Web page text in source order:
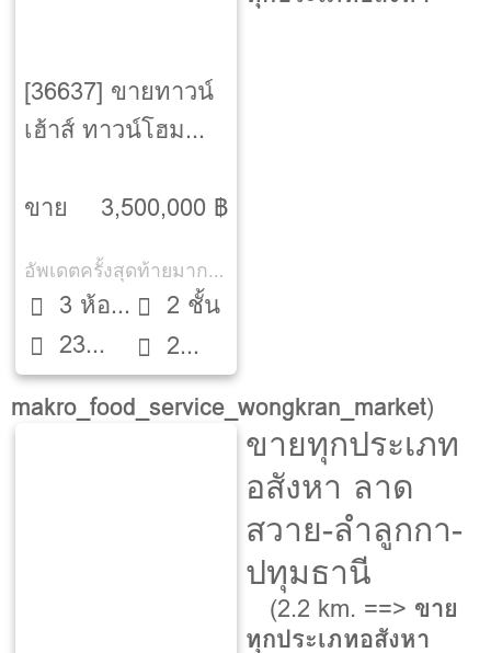
[36637] ขายทาวน์
เฮ้าส์ ทาวน์โฮม
สายไหม [PRUKSA
ขาย 3,500,000 ฿
อัพเดตครั้งสุดท้ายมากกว่า 30 วัน
3 ห้อง
นอน23
ตรว.
2 ชั้น
2
ห้องน้ำ
makro_food_service_wongkran_market)
ขายทุกประเภท
อสังหา ลาด
สวาย-ลำลูกกา-
ปทุมธานี
(2.2 km. ==> ขาย
ทุกประเภทอสังหา